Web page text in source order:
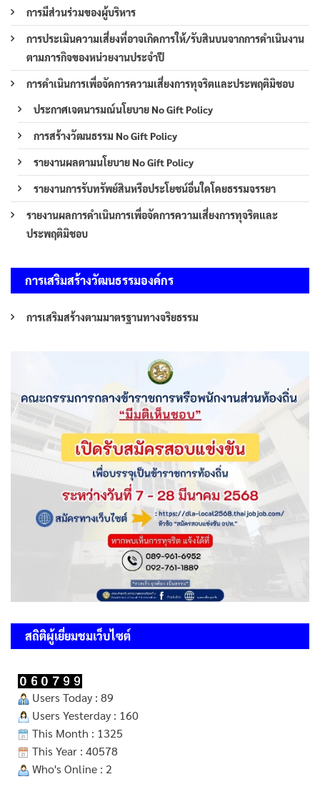
การมีส่วนร่วมของผู้บริหาร
การประเมินความเสี่ยงที่อาจเกิดการให้/รับสินบนจากการดำเนินงาน
ตามภารกิจของหน่วยงานประจำปี
การดำเนินการเพื่อจัดการความเสี่ยงการทุจริตและประพฤติมิชอบ
ประกาศเจตนารมณ์นโยบาย No Gift Policy
การสร้างวัฒนธรรม No Gift Policy
รายงานผลตามนโยบาย No Gift Policy
รายงานการรับทรัพย์สินหรือประโยชน์อื่นใดโดยธรรมจรรยา
รายงานผลการดำเนินการเพื่อจัดการความเสี่ยงการทุจริตและ
ประพฤติมิชอบ
การเสริมสร้างวัฒนธรรมองค์กร
การเสริมสร้างตามมาตรฐานทางจริยธรรม
สถิติผู้เยี่ยมชมเว็บไซต์
Users Today : 89
Users Yesterday : 160
This Month : 1325
This Year : 40578
Who's Online : 2